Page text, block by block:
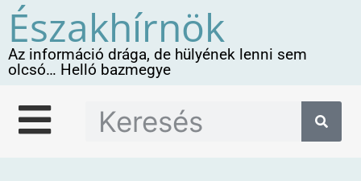
Északhírnök
Az információ drága, de hülyének lenni sem
olcsó… Helló bazmegye